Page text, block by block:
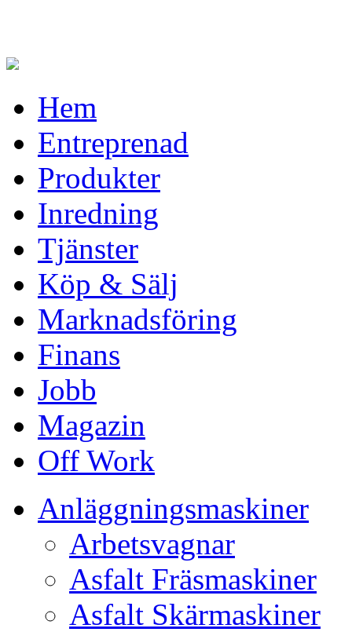
Hem
Entreprenad
Produkter
Inredning
Tjänster
Köp & Sälj
Marknadsföring
Finans
Jobb
Magazin
Off Work
Anläggningsmaskiner
Arbetsvagnar
Asfalt Fräsmaskiner
Asfalt Skärmaskiner